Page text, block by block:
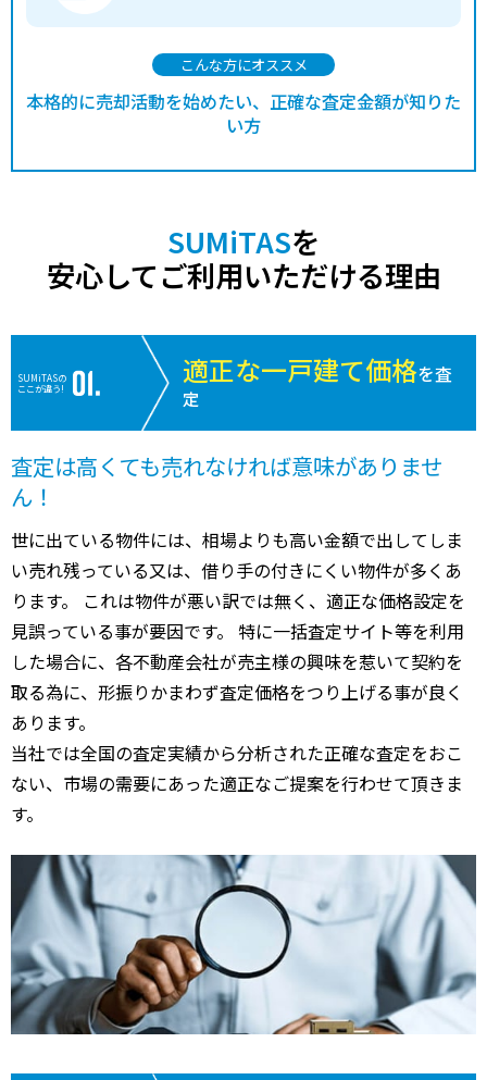
こんな方にオススメ
本格的に売却活動を始めたい、正確な査定金額が知りた
い方
SUMiTASを
安心してご利用いただける理由
SUMiTASの
ここが違う!
適正な一戸建て価格を査
定
査定は高くても売れなければ意味がありませ
ん！
世に出ている物件には、相場よりも高い金額で出してしま
い売れ残っている又は、借り手の付きにくい物件が多くあ
ります。 これは物件が悪い訳では無く、適正な価格設定を
見誤っている事が要因です。 特に一括査定サイト等を利用
した場合に、各不動産会社が売主様の興味を惹いて契約を
取る為に、形振りかまわず査定価格をつり上げる事が良く
あります。
当社では全国の査定実績から分析された正確な査定をおこ
ない、市場の需要にあった適正なご提案を行わせて頂きま
す。